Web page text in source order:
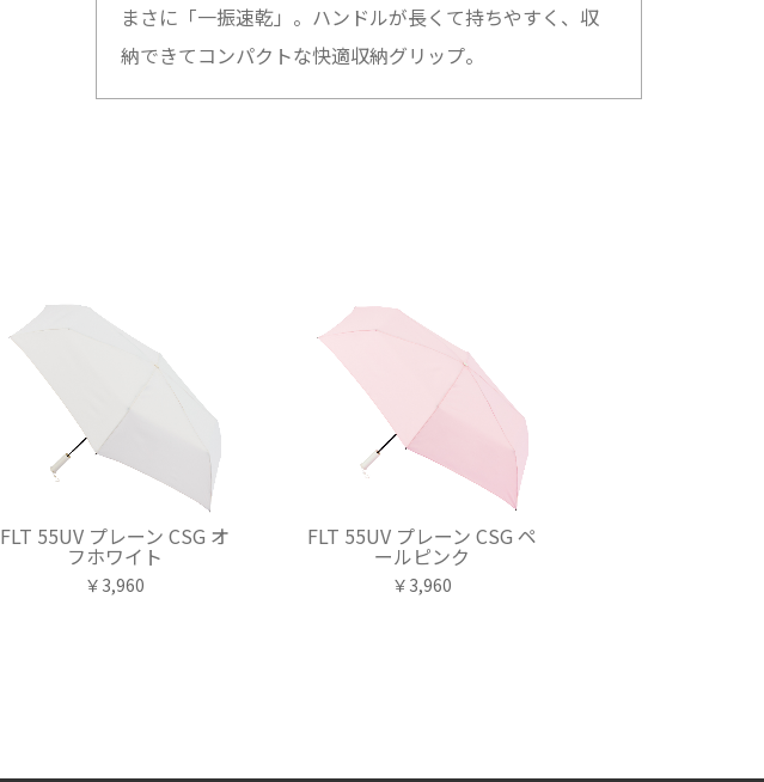
まさに「一振速乾」。ハンドルが長くて持ちやすく、収
納できてコンパクトな快適収納グリップ。
FLT 55UV プレーン CSG オ
フホワイト
￥3,960
FLT 55UV プレーン CSG ペ
ールピンク
￥3,960